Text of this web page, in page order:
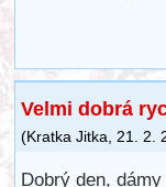
Velmi dobrá
(Kratka Jitka, 21. 2.
Dobrý den,